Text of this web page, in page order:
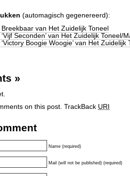
(automagisch gegenereerd):
Breekbaar van Het Zuidelijk Toneel
Seconden’ van Het Zuidelijk Toneel/
Boogie Woogie’ van Het Zuidelijk
»
on this post. TrackBack URI
Name (required)
Mail (will not be published) (required)